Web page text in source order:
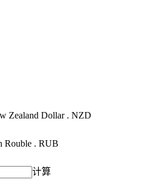
Zealand Dollar . NZD
Rouble . RUB
计算